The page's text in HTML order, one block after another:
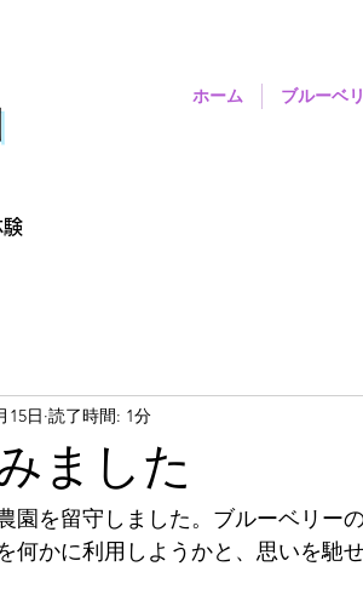
ホーム ブルーベ
ました
15日 読了時間: 1分
園を留守しました。ブルーベリー
何かに利用しようかと、思いを馳せ